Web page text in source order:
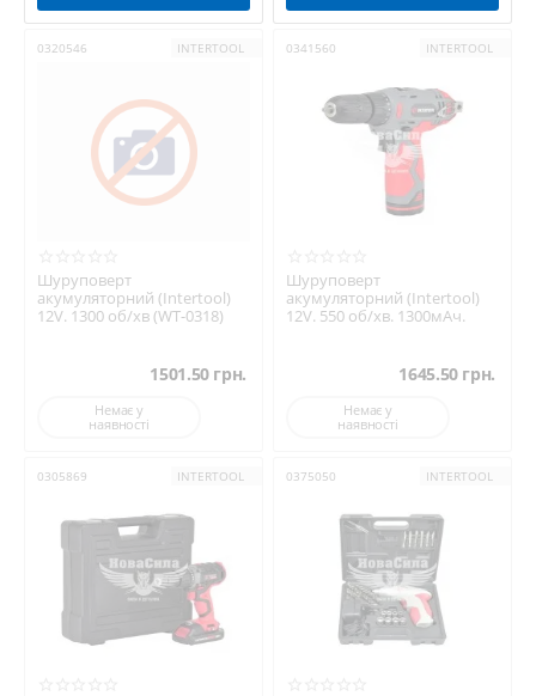
0320546 INTERTOOL
Шуруповерт
акумуляторний (Intertool)
12V. 1300 об/хв (WT-0318)
1501.50 грн.
Немає у
наявності
0341560 INTERTOOL
Шуруповерт
акумуляторний (Intertool)
12V. 550 об/хв. 1300мАч.
1645.50 грн.
Немає у
наявності
0305869 INTERTOOL 0375050 INTERTOOL